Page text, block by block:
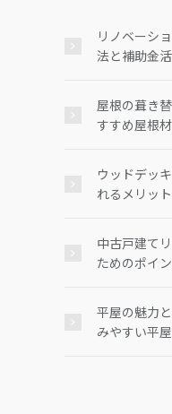
リノベーシ
法と補助金
屋根の葺き
すすめ屋根
ウッドデッ
れるメリッ
中古戸建て
ためのポイ
平屋の魅力
みやすい平